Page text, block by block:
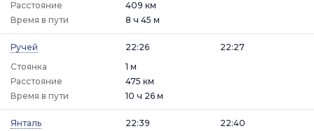
Расстояние
409 км
Время в пути
8 ч 45 м
Ручей
22:26
Стоянка
1 м
22:27
Расстояние
475 км
Время в пути
10 ч 26 м
Янталь
22:39
22:40